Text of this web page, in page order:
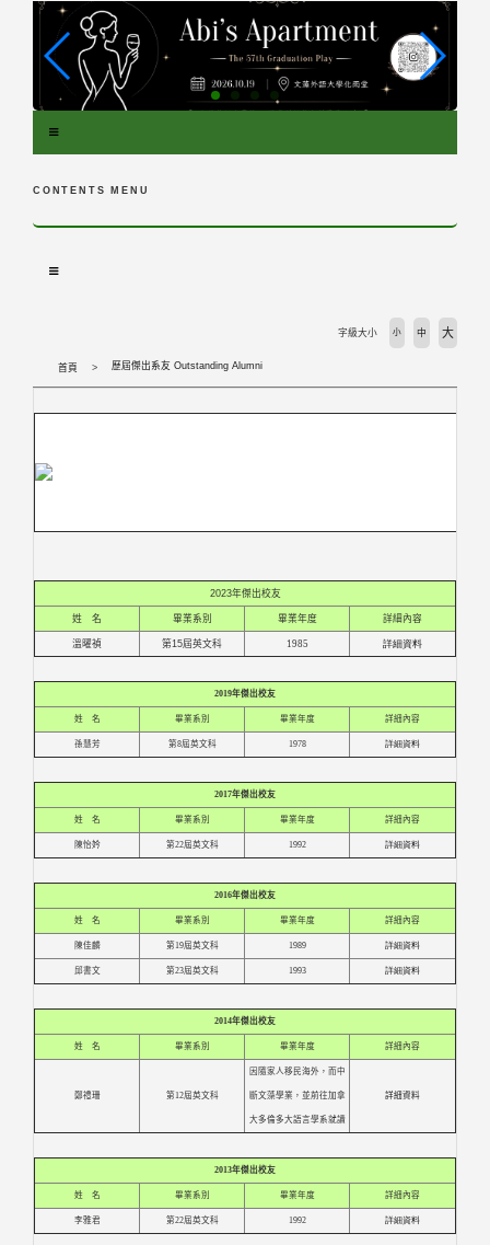
CONTENTS MENU
首頁 歷屆傑出系友 Outstanding Alumni
字級大小 小 中 大
2023年傑出校友
姓 名 畢業系別 畢業年度 詳細內容
溫曜禎 第15屆英文科 1985 詳細資料
2019年傑出校友
姓 名 畢業系別 畢業年度 詳細內容
孫慧芳 第8屆英文科 1978 詳細資料
2017年傑出校友
姓 名 畢業系別 畢業年度 詳細內容
陳怡妗 第22屆英文科 1992 詳細資料
2016年傑出校友
姓 名 畢業系別 畢業年度 詳細內容
陳佳麟 第 19屆英文科 1989 詳細資料
邱書文 第23屆英文科 1993 詳細資料
2014年傑出校友
姓 名 畢業系別 畢業年度 詳細內容
鄭禮珊 第12屆英文科
因隨家人移民海外，而中
斷文藻學業，並前往加拿
大多倫多大語言學系就讀
詳細資料
2013年傑出校友
姓 名 畢業系別 畢業年度 詳細內容
李雅君 第22屆英文科 1992 詳細資料